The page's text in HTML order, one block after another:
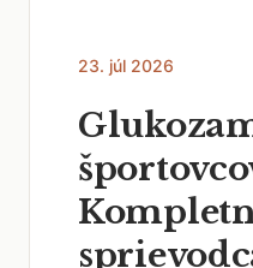
23. júl 2026